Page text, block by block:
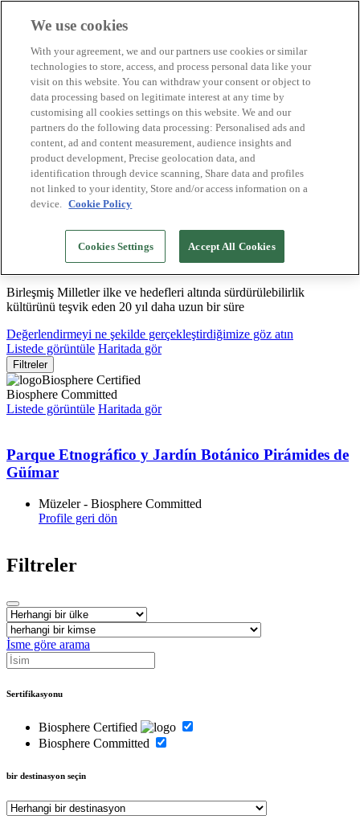
Biosphere Şirketlerini
Değerlendirmeyi nasıl yapıyoruz
Biz kimiz
TR
English
Español
Português
Français
Català
Deutsch
Sürdürülebilir modeller oluşturuyor ve iyi
uygulamaları tasdikliyoruz
Birleşmiş Milletler ilke ve hedefleri altında sürdürülebilirlik
kültürünü teşvik eden 20 yıl daha uzun bir süre
Değerlendirmeyi ne şekilde gerçekleştirdiğimize göz atın
Listede görüntüle Haritada gör
Filtreler
Biosphere Certified
Biosphere Committed
Listede görüntüle Haritada gör
Parque Etnográfico y Jardín Botánico Pirámides de
Güímar
Müzeler - Biosphere Committed
Profile geri dön
Filtreler
İsme göre arama
Sertifikasyonu
Biosphere Certified
Biosphere Committed
bir destinasyon seçin
We use cookies
With your agreement, we and our partners use cookies or similar
technologies to store, access, and process personal data like your
visit on this website. You can withdraw your consent or object to
data processing based on legitimate interest at any time by
customising all cookies settings on this website. We and our
partners do the following data processing: Personalised ads and
content, ad and content measurement, audience insights and
product development, Precise geolocation data, and
identification through device scanning, Share data and profiles
not linked to your identity, Store and/or access information on a
device. Cookie Policy
Cookies Settings Accept All Cookies